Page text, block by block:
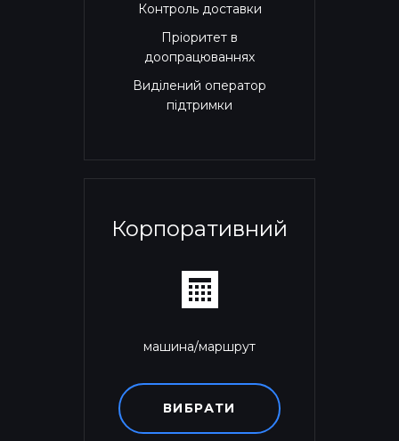
Контроль доставки
Пріоритет в
доопрацюваннях
Виділений оператор
підтримки
Корпоративний
машина/маршрут
ВИБРАТИ